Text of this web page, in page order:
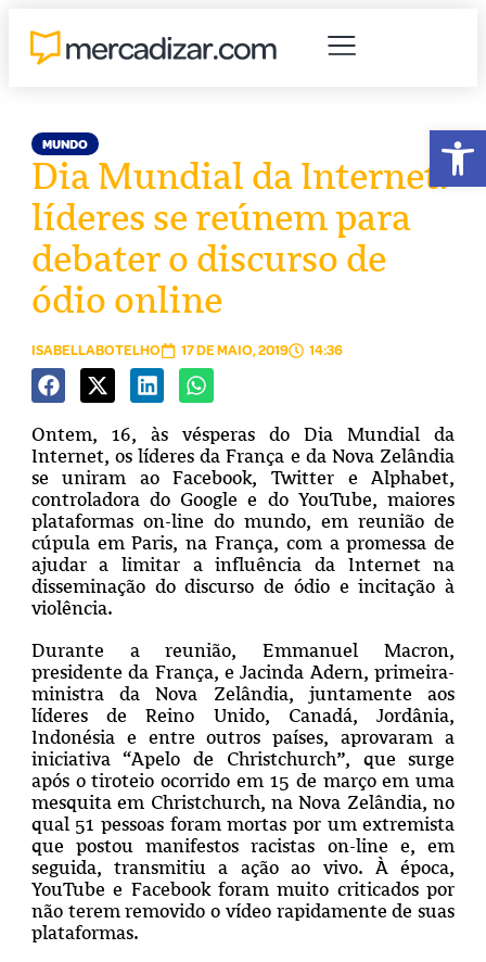
MUNDO
Dia Mundial da Internet:
líderes se reúnem para
debater o discurso de
ódio online
ISABELLABOTELHO 17 DE MAIO, 2019 14:36
Ontem, 16, às vésperas do Dia Mundial da
Internet, os líderes da França e da Nova Zelândia
se uniram ao Facebook, Twitter e Alphabet,
controladora do Google e do YouTube, maiores
plataformas on-line do mundo, em reunião de
cúpula em Paris, na França, com a promessa de
ajudar a limitar a influência da Internet na
disseminação do discurso de ódio e incitação à
violência.
Durante a reunião, Emmanuel Macron,
presidente da França, e Jacinda Adern, primeira-
ministra da Nova Zelândia, juntamente aos
líderes de Reino Unido, Canadá, Jordânia,
Indonésia e entre outros países, aprovaram a
iniciativa “Apelo de Christchurch”, que surge
após o tiroteio ocorrido em 15 de março em uma
mesquita em Christchurch, na Nova Zelândia, no
qual 51 pessoas foram mortas por um extremista
que postou manifestos racistas on-line e, em
seguida, transmitiu a ação ao vivo. À época,
YouTube e Facebook foram muito criticados por
não terem removido o vídeo rapidamente de suas
plataformas.